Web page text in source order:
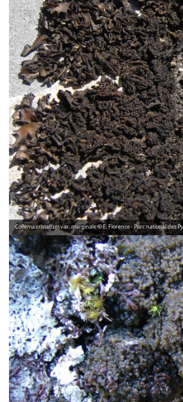
Collema cristatum var. marginale © E. Florence - Parc national des